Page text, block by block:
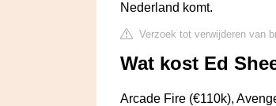
Nederland komt.
Verzoek tot verwijderen van
Wat kost Ed
Arcade Fire (€110k),